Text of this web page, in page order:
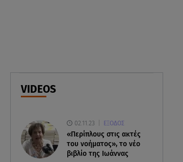
Μακελειό σε σπίτι στη Βόρεια
Καρολίνα: Νεκρά τρία μέλη
οικογένειας
05.08.26 , 22:35
Αλεξάνδρα Νίκα: Η... χρυσή ώρα
στο σκάφος με την καλύτερη
παρέα!
VIDEOS
02.11.23 ΕΞΟΔΟΣ
«Περίπλους στις ακτές
του νοήματος», το νέο
βιβλίο της Ιωάννας